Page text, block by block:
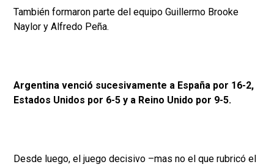
También formaron parte del equipo Guillermo Brooke
Naylor y Alfredo Peña.
Argentina venció sucesivamente a España por 16-2,
Estados Unidos por 6-5 y a Reino Unido por 9-5.
Desde luego, el juego decisivo –mas no el que rubricó el